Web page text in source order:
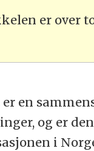
er over
en
og er
i